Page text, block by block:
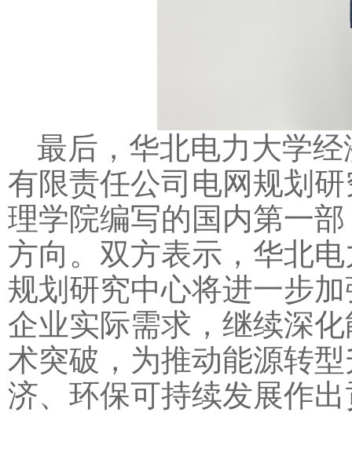
最后，华北电力大学
有限责任公司电网规划
理学院编写的国内第一
方向。双方表示，华北
规划研究中心将进一步
企业实际需求，继续深
术突破，为推动能源转
济、环保可持续发展作